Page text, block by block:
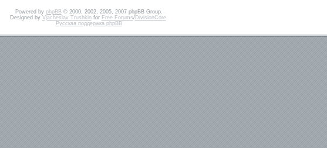
Powered by phpBB© 2000, 2002, 2005, 2007 phpBB Group.
Designed by Vjacheslav Trushkinfor Free Forums/DivisionCore.
Русская поддержка phpBB